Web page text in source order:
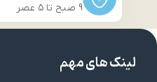
9 صبح تا ۵ عصر
لینک های مهم